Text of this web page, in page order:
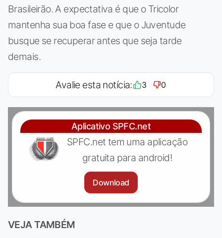
Brasileirão. A expectativa é que o Tricolor
mantenha sua boa fase e que o Juventude
busque se recuperar antes que seja tarde
demais.
Avalie esta notícia: 3 0
Aplicativo SPFC.net
SPFC.net tem uma aplicação
gratuita para android!
Download
VEJA TAMBÉM